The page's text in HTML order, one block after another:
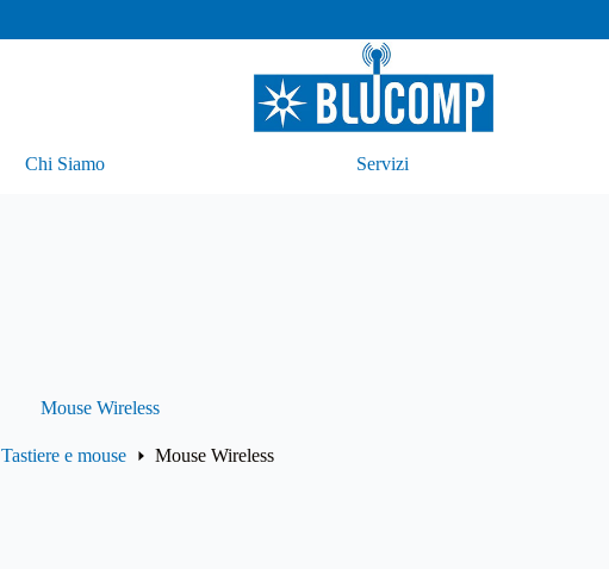
Chi Siamo Servizi
Mouse Wireless
Tastiere e mouse Mouse Wireless